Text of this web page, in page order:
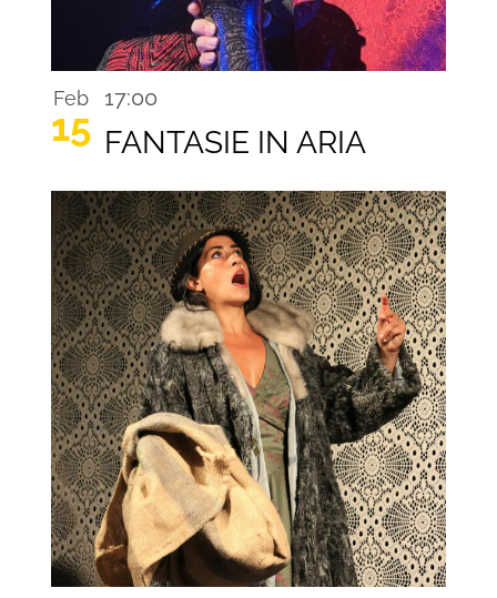
Feb
15
17:00
FANTASIE IN ARIA